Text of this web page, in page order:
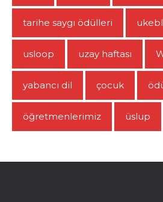
tarihe saygı ödülleri
usloop uzay haftası
yabancı dil çocuk
öğretmenlerimiz üslup